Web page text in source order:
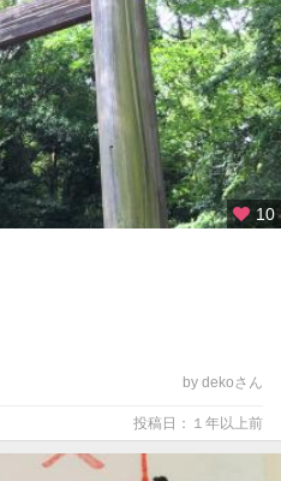
10
by dekoさん
投稿日：１年以上前